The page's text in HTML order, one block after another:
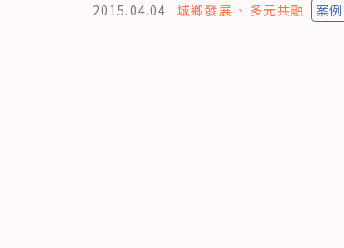
2015.04.04 城鄉發展 多元共融 案例